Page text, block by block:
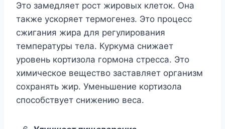
Это замедляет рост жировых клеток. Она
также ускоряет термогенез. Это процесс
сжигания жира для регулирования
температуры тела. Куркума снижает
уровень кортизола гормона стресса. Это
химическое вещество заставляет организм
сохранять жир. Уменьшение кортизола
способствует снижению веса.